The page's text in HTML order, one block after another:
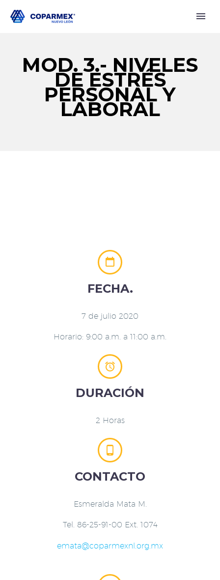
MOD. 3.- NIVELES
DE ESTRÉS
PERSONAL Y
LABORAL


FECHA.
7 de julio 2020
Horario: 9:00 a.m. a 11:00 a.m.


DURACIÓN
2 Horas


CONTACTO
Esmeralda Mata M.
Tel. 86-25-91-00 Ext. 1074
emata@coparmexnl.org.mx